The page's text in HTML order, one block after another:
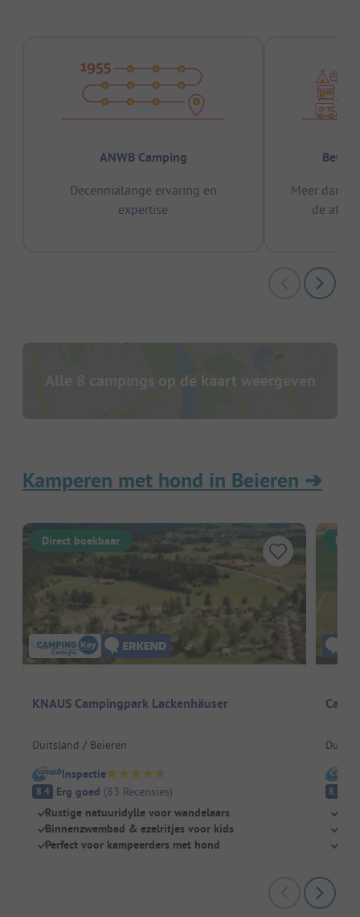
ANWB Camping
Decennialange ervaring en
expertise
Meer dan
de
Alle 8 campings op de kaart weergeven
Kamperen met hond in Beieren ➔
Direct boekbaar
KNAUS Campingpark Lackenhäuser
Duitsland / Beieren
Inspectie
8.4 Erg goed (83 Recensies)
Rustige natuuridylle voor wandelaars
Binnenzwembad & ezelritjes voor kids
Perfect voor kampeerders met hond
8.3